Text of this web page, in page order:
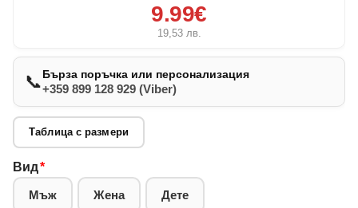
9.99€
19,53 лв.
📞Бърза поръчка или персонализация
+359 899 128 929 (Viber)
Таблица с размери
Вид*
Мъж Жена Дете